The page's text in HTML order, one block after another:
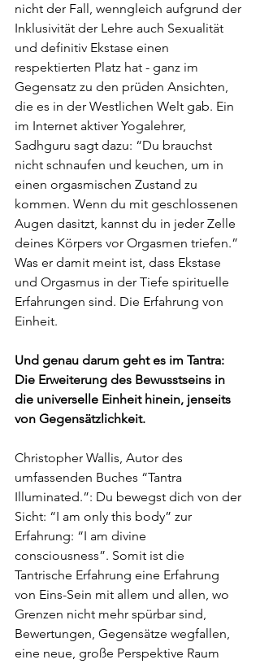
nicht der Fall, wenngleich aufgrund der
Inklusivität der Lehre auch Sexualität
und definitiv Ekstase einen
respektierten Platz hat - ganz im
Gegensatz zu den prüden Ansichten,
die es in der Westlichen Welt gab. Ein
im Internet aktiver Yogalehrer,
Sadhguru sagt dazu: “Du brauchst
nicht schnaufen und keuchen, um in
einen orgasmischen Zustand zu
kommen. Wenn du mit geschlossenen
Augen dasitzt, kannst du in jeder Zelle
deines Körpers vor Orgasmen triefen.”
Was er damit meint ist, dass Ekstase
und Orgasmus in der Tiefe spirituelle
Erfahrungen sind. Die Erfahrung von
Einheit.
Und genau darum geht es im Tantra:
Die Erweiterung des Bewusstseins in
die universelle Einheit hinein, jenseits
von Gegensätzlichkeit.
Christopher Wallis, Autor des
umfassenden Buches “Tantra
Illuminated.”: Du bewegst dich von der
Sicht: “I am only this body” zur
Erfahrung: “I am divine
consciousness”. Somit ist die
Tantrische Erfahrung eine Erfahrung
von Eins-Sein mit allem und allen, wo
Grenzen nicht mehr spürbar sind,
Bewertungen, Gegensätze wegfallen,
eine neue, große Perspektive Raum